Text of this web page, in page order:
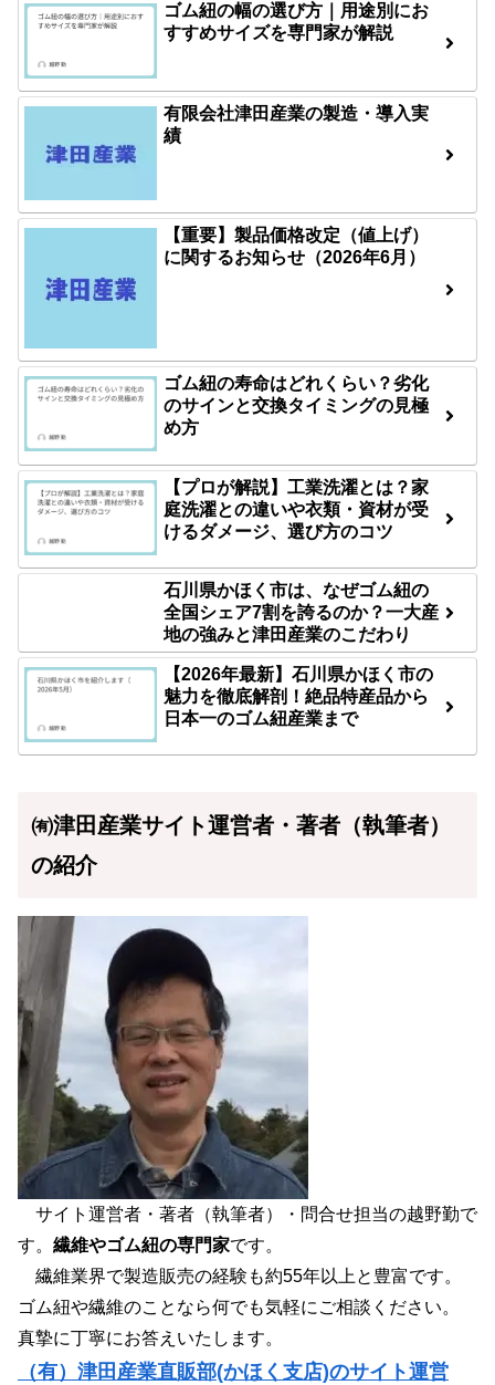
ゴム紐の幅の選び方｜用途別にお
すすめサイズを専門家が解説
有限会社津田産業の製造・導入実
績
【重要】製品価格改定（値上げ）
に関するお知らせ（2026年6月）
ゴム紐の寿命はどれくらい？劣化
のサインと交換タイミングの見極
め方
【プロが解説】工業洗濯とは？家
庭洗濯との違いや衣類・資材が受
けるダメージ、選び方のコツ
石川県かほく市は、なぜゴム紐の
全国シェア7割を誇るのか？一大産
地の強みと津田産業のこだわり
【2026年最新】石川県かほく市の
魅力を徹底解剖！絶品特産品から
日本一のゴム紐産業まで
㈲津田産業サイト運営者・著者（執筆者）
の紹介
サイト運営者・著者（執筆者）・問合せ担当の越野勤で
す。 繊維やゴム紐の専門家です。
繊維業界で製造販売の経験も約55年以上と豊富です。
ゴム紐や繊維のことなら何でも気軽にご相談ください。
真摯に丁寧にお答えいたします。
（有）津田産業直販部(かほく支店)のサイト運営